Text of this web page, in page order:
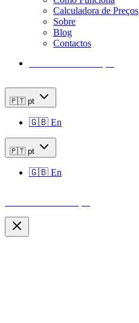
Calculadora de Preços
Sobre
Blog
Contactos
🇵🇹 pt
🇬🇧 En
🇵🇹 pt
🇬🇧 En